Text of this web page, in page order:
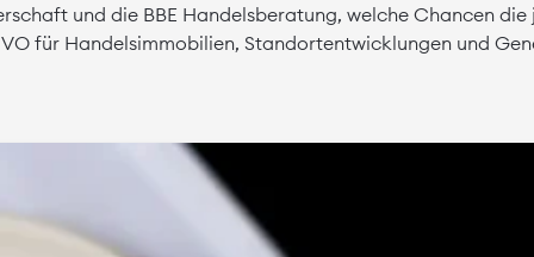
und die BBE Handelsberatung, welche Chancen
für Handelsimmobilien, Standortentwicklungen und